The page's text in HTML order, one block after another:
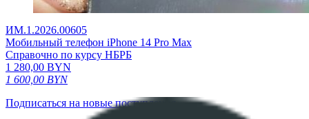
ИМ.1.2026.00605
Мобильный телефон iPhone 14 Pro Max
Справочно по курсу НБРБ
1 280,00 BYN
1 600,00 BYN
Подписаться на новые поступления